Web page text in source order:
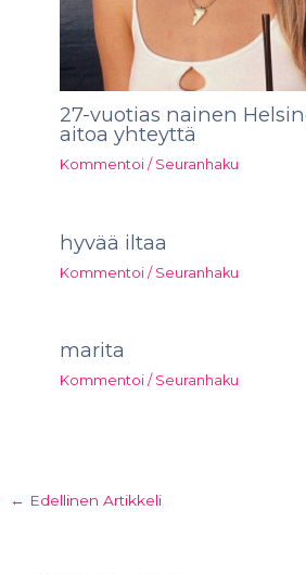
27-vuotias nainen
aitoa yhteyttä
Kommentoi / Seuranhaku
hyvää iltaa
Kommentoi / Seuranhaku
marita
Kommentoi / Seuranhaku
← Edellinen Artikkeli